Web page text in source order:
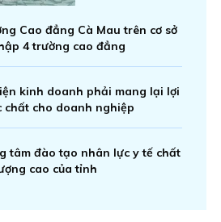
Cao đẳng Cà Mau trên cơ sở
4 trường cao đẳng
kinh doanh phải mang lại lợi
chất cho doanh nghiệp
tâm đào tạo nhân lực y tế chất
cao của tỉnh